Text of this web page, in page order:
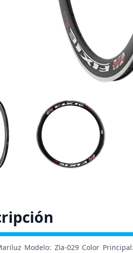
Modelo: Zla-029 Color